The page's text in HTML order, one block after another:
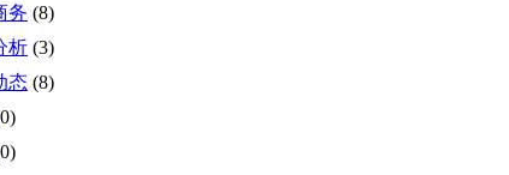
务 (8)
析 (3)
态 (8)